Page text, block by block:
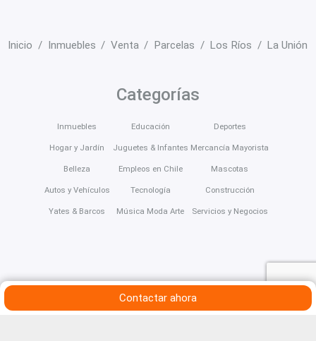
Inicio Inmuebles Venta Parcelas Los Ríos La Unión
Contactar ahora
Categorías
Inmuebles
Hogar y Jardín
Belleza
Autos y Vehículos
Yates & Barcos
Educación
Juguetes & Infantes
Empleos en Chile
Tecnología
Música Moda Arte
Deportes
Mercancía Mayorista
Mascotas
Construcción
Servicios y Negocios